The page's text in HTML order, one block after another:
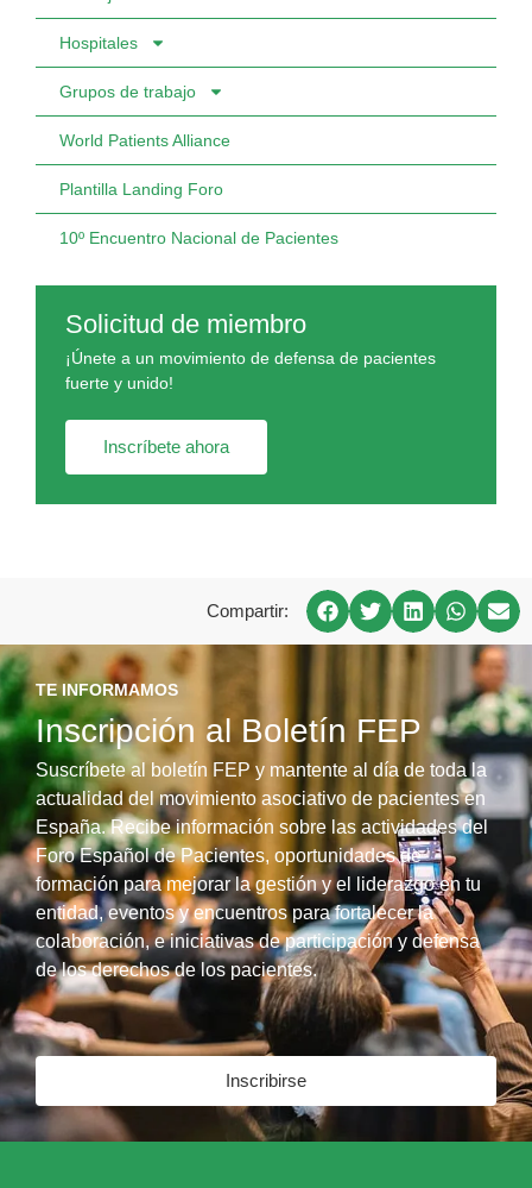
Hospitales
Grupos de trabajo
World Patients Alliance
Plantilla Landing Foro
10º Encuentro Nacional de Pacientes
Solicitud de miembro
¡Únete a un movimiento de defensa de pacientes
fuerte y unido!
Inscríbete ahora
Compartir:
TE INFORMAMOS
Inscripción al Boletín FEP
Suscríbete al boletín FEP y mantente al día de toda la
actualidad del movimiento asociativo de pacientes en
España. Recibe información sobre las actividades del
Foro Español de Pacientes, oportunidades de
formación para mejorar la gestión y el liderazgo en tu
entidad, eventos y encuentros para fortalecer la
colaboración, e iniciativas de participación y defensa
de los derechos de los pacientes.
Inscribirse